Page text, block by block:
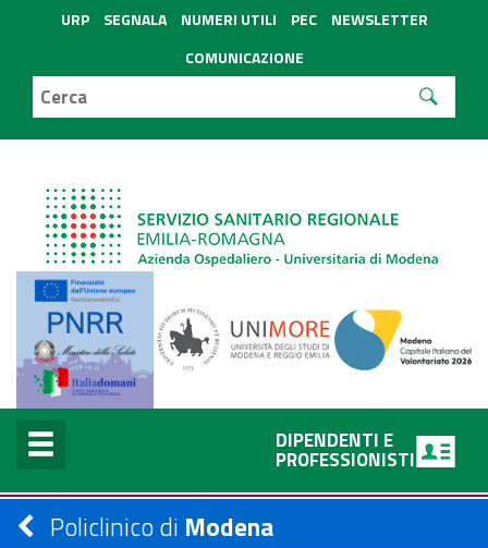
URP SEGNALA NUMERI UTILI PEC
NEWSLETTER
COMUNICAZIONE
DIPENDENTI E
PROFESSIONISTI
Policlinico di Modena